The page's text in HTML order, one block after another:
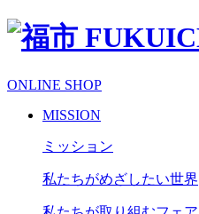
ONLINE SHOP
MISSION
ミッション
私たちがめざしたい世界